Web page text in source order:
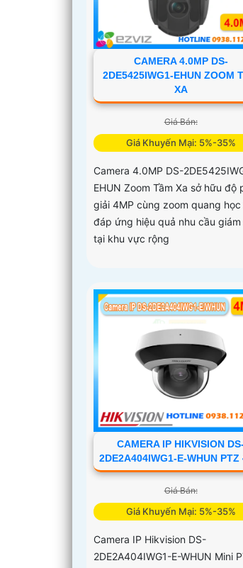
CAMERA 4.0MP DS-
2DE5425IWG1-EHUN ZOOM
XA
Giá Bán:
Giá Khuyến Mại: 5%-35%
Camera 4.0MP DS-
EHUN Zoom Tầm Xa sở hữu độ
giải 4MP cùng zoom quang học
đáp ứng hiệu quả nhu cầu
tại khu vực rộng
CAMERA IP HIKVISION
2DE2A404IWG1-E-WHUN PTZ
Giá Bán:
Giá Khuyến Mại: 5%-35%
Camera IP Hikvision DS-
2DE2A404IWG1-E-WHUN Mini